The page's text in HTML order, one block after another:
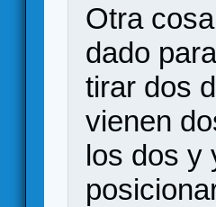
Otra
dado
tirar dos
vienen
los dos y